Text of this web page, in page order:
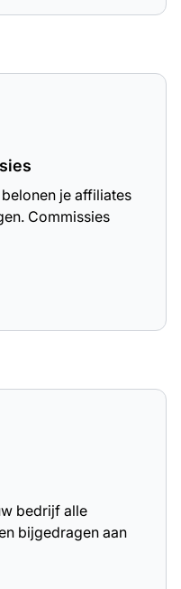
je affiliates
Commissies
bedrijf alle
bijgedragen aan